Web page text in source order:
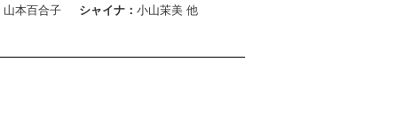
山本百合子 シャイナ： 小山茉美 他